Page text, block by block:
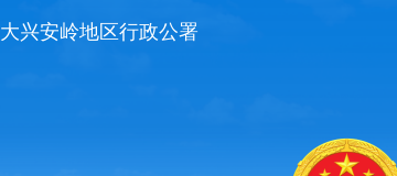
大兴安岭地区行政公署